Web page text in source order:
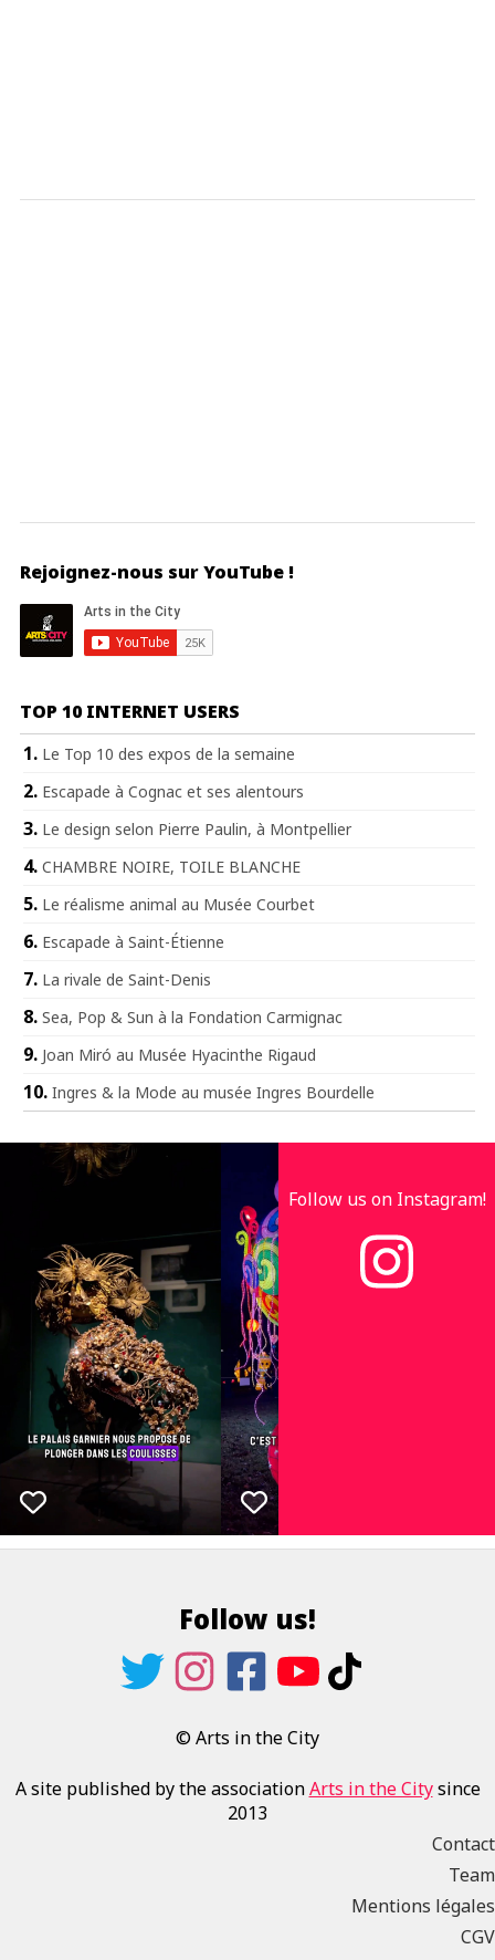
Rejoignez-nous sur YouTube !
TOP 10 INTERNET USERS
Le Top 10 des expos de la semaine
Escapade à Cognac et ses alentours
Le design selon Pierre Paulin, à Montpellier
CHAMBRE NOIRE, TOILE BLANCHE
Le réalisme animal au Musée Courbet
Escapade à Saint-Étienne
La rivale de Saint-Denis
Sea, Pop & Sun à la Fondation Carmignac
Joan Miró au Musée Hyacinthe Rigaud
Ingres & la Mode au musée Ingres Bourdelle
Follow us on Instagram!
Follow us!
© Arts in the City
A site published by the associationArts in the Citysince
2013
Contact
Team
Mentions légales
CGV